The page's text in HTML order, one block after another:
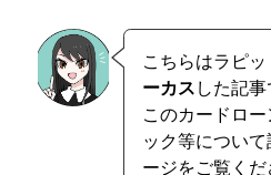
こちらはラピ
ーカスした記事
このカードロ
ック等につい
ージをご覧くだ